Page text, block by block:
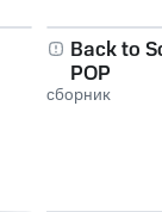
Back to
POP
сборник